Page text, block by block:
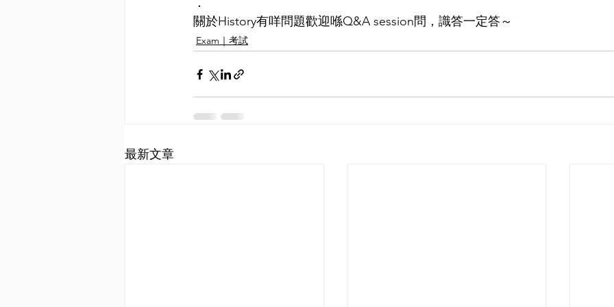
關於History有咩問題歡迎喺Q&A session問，識答一定答～
Exam｜考試
最新文章